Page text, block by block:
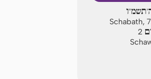
Schabath,
2